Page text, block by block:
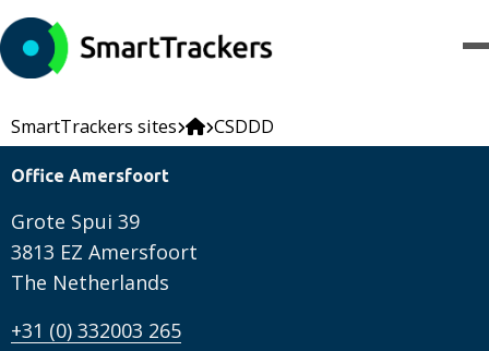
SmartTrackers sites CSDDD
Office Amersfoort
Grote Spui 39
3813 EZ Amersfoort
The Netherlands
+31 (0) 332003 265